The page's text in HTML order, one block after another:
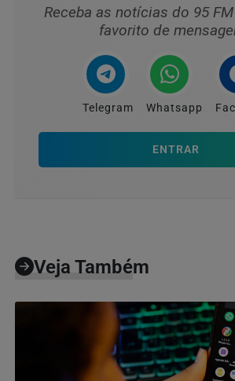
Receba as notícias do 95
favorito de
Telegram Whatsapp
ENTRAR
Veja Também